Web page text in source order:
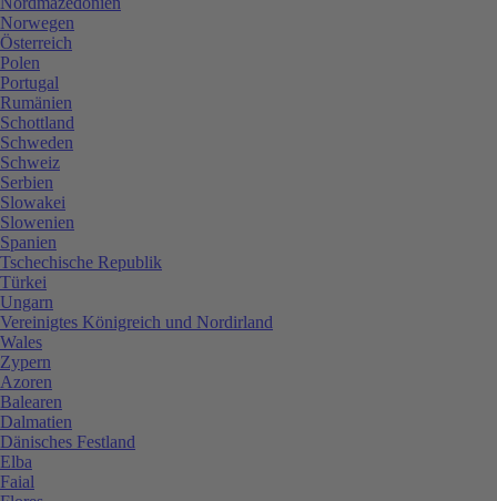
Norwegen
Österreich
Polen
Portugal
Rumänien
Schottland
Schweden
Schweiz
Serbien
Slowakei
Slowenien
Spanien
Tschechische Republik
Türkei
Ungarn
Vereinigtes Königreich und Nordirland
Wales
Zypern
Azoren
Balearen
Dalmatien
Dänisches Festland
Elba
Faial